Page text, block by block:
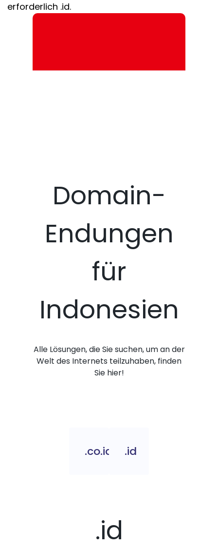
erforderlich .id.
Domain-
Endungen
für
Indonesien
Alle Lösungen, die Sie suchen, um an der
Welt des Internets teilzuhaben, finden
Sie hier!
.co.id .id
.id